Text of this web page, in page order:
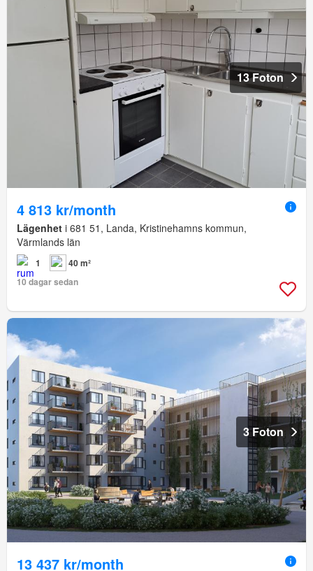
13 Foton
4 813 kr/month
Lägenhet i 681 51, Landa, Kristinehamns kommun,
Värmlands län
1
40 m²
10 dagar sedan
3 Foton
13 437 kr/month